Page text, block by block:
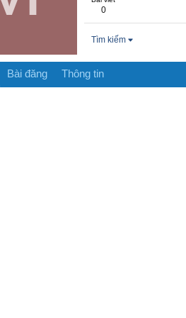
0
Tìm kiếm
Bài đăng Thông tin